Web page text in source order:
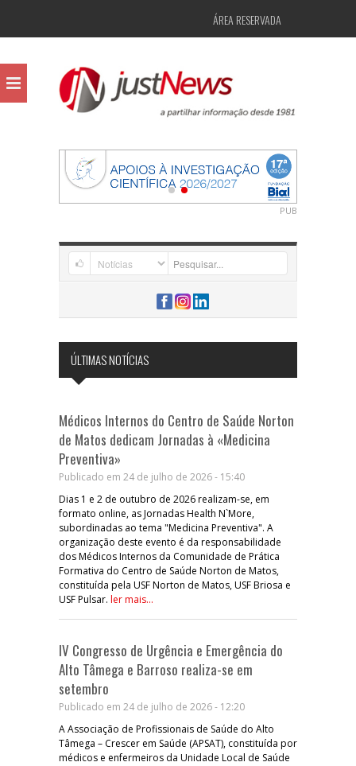
ÁREA RESERVADA
PUB
ÚLTIMAS NOTÍCIAS
Médicos Internos do Centro de Saúde Norton
de Matos dedicam Jornadas à «Medicina
Preventiva»
Publicado em 24 de julho de 2026 - 15:40
Dias 1 e 2 de outubro de 2026 realizam-se, em
formato online, as Jornadas Health N`More,
subordinadas ao tema "Medicina Preventiva". A
organização deste evento é da responsabilidade
dos Médicos Internos da Comunidade de Prática
Formativa do Centro de Saúde Norton de Matos,
constituída pela USF Norton de Matos, USF Briosa e
USF Pulsar. ler mais...
IV Congresso de Urgência e Emergência do
Alto Tâmega e Barroso realiza-se em
setembro
Publicado em 24 de julho de 2026 - 12:20
A Associação de Profissionais de Saúde do Alto
Tâmega – Crescer em Saúde (APSAT), constituída por
médicos e enfermeiros da Unidade Local de Saúde